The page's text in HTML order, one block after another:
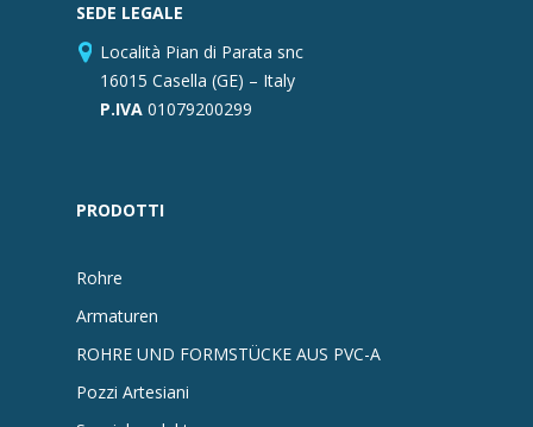
SEDE LEGALE
Località Pian di Parata snc
16015 Casella (GE) – Italy
P.IVA 01079200299
PRODOTTI
Rohre
Armaturen
ROHRE UND FORMSTÜCKE AUS PVC-A
Pozzi Artesiani